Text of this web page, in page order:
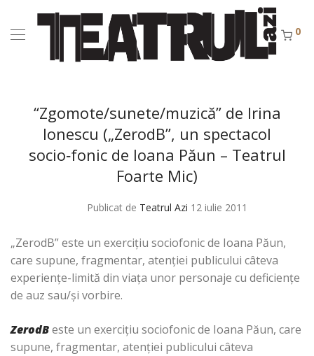
0
“Zgomote/sunete/muzică” de Irina
Ionescu („ZerodB”, un spectacol
socio‑fonic de Ioana Păun – Teatrul
Foarte Mic)
Publicat de Teatrul Azi 12 iulie 2011
„ZerodB” este un exerciţiu sociofonic de Ioana Păun,
care supune, fragmentar, atenţiei publicului câteva
experienţe-limită din viaţa unor personaje cu deficienţe
de auz sau/şi vorbire.
ZerodBeste un exerciţiu sociofonic de Ioana Păun, care
supune, fragmentar, atenţiei publicului câteva